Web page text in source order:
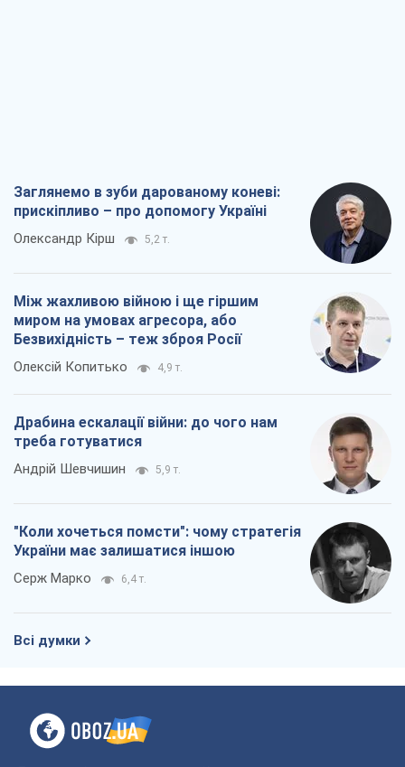
Заглянемо в зуби дарованому коневі:
прискіпливо – про допомогу Україні
Олександр Кірш 5,2 т.
Між жахливою війною і ще гіршим
миром на умовах агресора, або
Безвихідність – теж зброя Росії
Олексій Копитько 4,9 т.
Драбина ескалації війни: до чого нам
треба готуватися
Андрій Шевчишин 5,9 т.
"Коли хочеться помсти": чому стратегія
України має залишатися іншою
Серж Марко 6,4 т.
Всі думки